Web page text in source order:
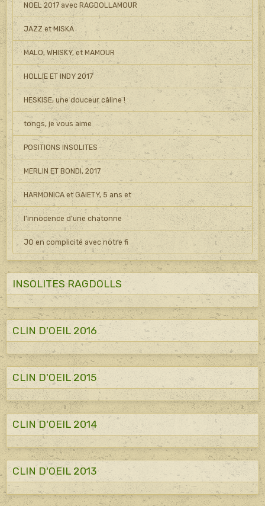
NOEL 2017 avec RAGDOLLAMOUR
JAZZ et MISKA
MALO, WHISKY, et MAMOUR
HOLLIE ET INDY 2017
HESKISE, une douceur câline !
tongs, je vous aime
POSITIONS INSOLITES
MERLIN ET BONDI, 2017
HARMONICA et GAIETY, 5 ans et
l'innocence d'une chatonne
JO en complicité avec notre fi
INSOLITES RAGDOLLS
CLIN D'OEIL 2016
CLIN D'OEIL 2015
CLIN D'OEIL 2014
CLIN D'OEIL 2013